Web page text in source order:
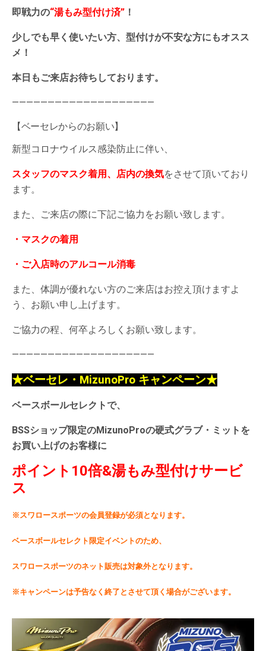
即戦力の“湯もみ型付け済” ！
少しでも早く使いたい方、型付けが不安な方にもオスス
メ！
本日もご来店お待ちしております。
————————————————————
【ベーセレからのお願い】
新型コロナウイルス感染防止に伴い、
スタッフのマスク着用、店内の換気をさせて頂いており
ます。
また、ご来店の際に下記ご協力をお願い致します。
・マスクの着用
・ご入店時のアルコール消毒
また、体調が優れない方のご来店はお控え頂けますよ
う、お願い申し上げます。
ご協力の程、何卒よろしくお願い致します。
————————————————————
★ベーセレ・MizunoPro キャンペーン★
ベースボールセレクトで、
BSSショップ限定のMizunoProの硬式グラブ・ミットを
お買い上げのお客様に
ポイント10倍&湯もみ型付けサービ
ス
※スワロースポーツの会員登録が必須となります。
ベースボールセレクト限定イベントのため、
スワロースポーツのネット販売は対象外となります。
※キャンペーンは予告なく終了とさせて頂く場合がございます。